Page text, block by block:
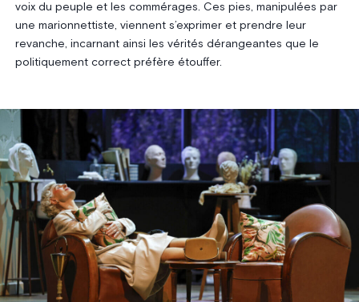
voix du peuple et les commérages. Ces pies, manipulées par
une marionnettiste, viennent s’exprimer et prendre leur
revanche, incarnant ainsi les vérités dérangeantes que le
politiquement correct préfère étouffer.